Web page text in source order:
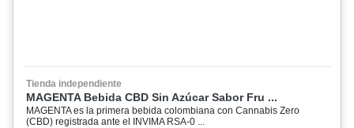
Tienda independiente
MAGENTA Bebida CBD Sin Azúcar Sabor Fru ...
MAGENTA es la primera bebida colombiana con Cannabis Zero
(CBD) registrada ante el INVIMA RSA-0 ...